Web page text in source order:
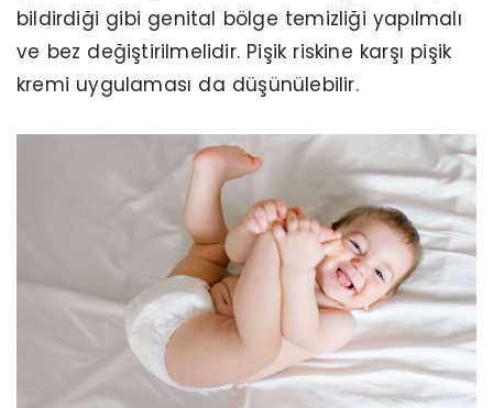
bildirdiği gibi genital bölge temizliği yapılmalı
ve bez değiştirilmelidir. Pişik riskine karşı pişik
kremi uygulaması da düşünülebilir.